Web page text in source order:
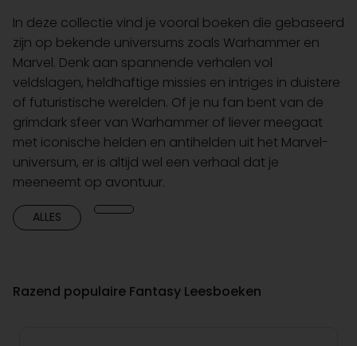
In deze collectie vind je vooral boeken die gebaseerd
zijn op bekende universums zoals Warhammer en
Marvel. Denk aan spannende verhalen vol
veldslagen, heldhaftige missies en intriges in duistere
of futuristische werelden. Of je nu fan bent van de
grimdark sfeer van Warhammer of liever meegaat
met iconische helden en antihelden uit het Marvel-
universum, er is altijd wel een verhaal dat je
meeneemt op avontuur.
ALLES
Razend populaire Fantasy Leesboeken